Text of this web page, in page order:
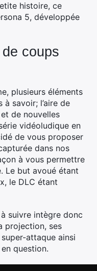
histoire, ce
5, développée
coups
plusieurs éléments
savoir; l’aire de
de nouvelles
vidéoludique en
de vous proposer
dans nos
à vous permettre
Le but avoué étant
le DLC étant
suivre intègre donc
projection, ses
attaque ainsi
question.